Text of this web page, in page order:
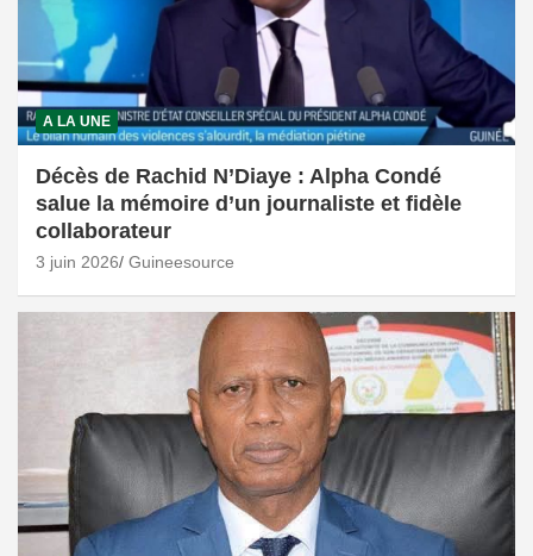
A LA UNE
Décès de Rachid N’Diaye : Alpha Condé
salue la mémoire d’un journaliste et fidèle
collaborateur
3 juin 2026 Guineesource